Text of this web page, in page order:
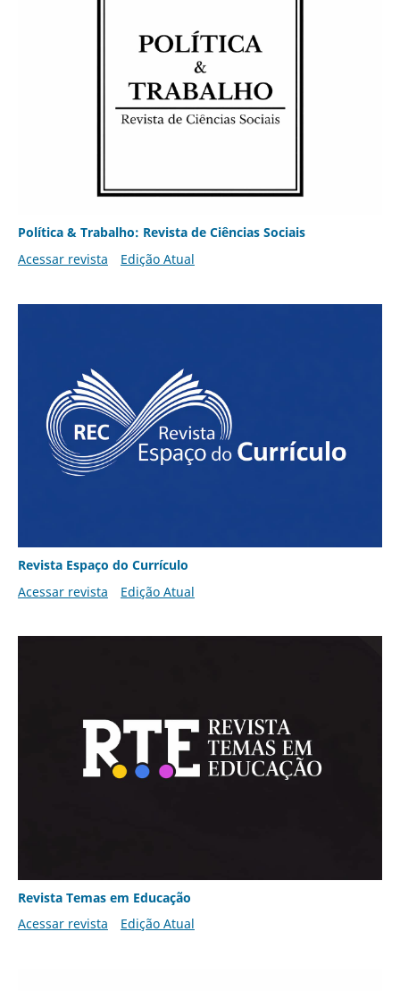
Política & Trabalho: Revista de Ciências Sociais
Acessar revista
Edição Atual
Revista Espaço do Currículo
Acessar revista
Edição Atual
Revista Temas em Educação
Acessar revista
Edição Atual